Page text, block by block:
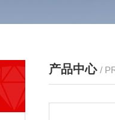
产品中心 /